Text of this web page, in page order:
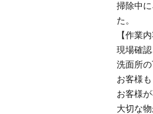
掃除中
た。
【作業内
現場確
洗面所
お客様
お客様
大切な